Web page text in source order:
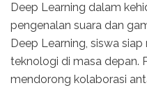
Deep Learning dalam
pengenalan suara dan
Deep Learning, siswa
teknologi di masa depan.
mendorong kolaborasi